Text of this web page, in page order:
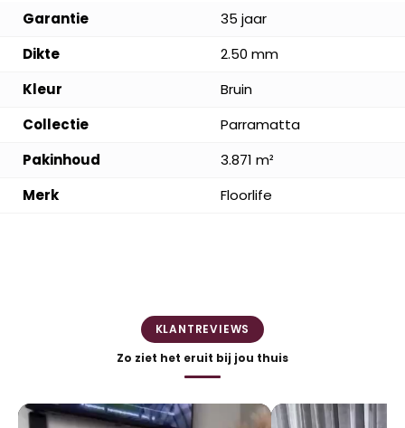
Garantie
35 jaar
Dikte
2.50 mm
Kleur
Bruin
Collectie
Parramatta
Pakinhoud
3.871 m²
Merk
Floorlife
KLANTREVIEWS
Zo ziet het eruit bij jou thuis